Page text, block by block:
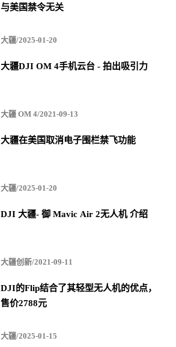
与美国禁令无关
大疆/2025-01-20
大疆DJI OM 4手机云台 - 拍出吸引力
大疆 OM 4/2021-09-13
大疆在美国取消电子围栏禁飞功能
大疆/2025-01-20
DJI 大疆- 御 Mavic Air 2无人机 介绍
大疆创新/2021-09-11
DJI的Flip结合了其轻型无人机的优点，
售价2788元
大疆/2025-01-15